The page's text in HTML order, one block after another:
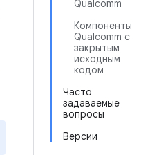
Qualcomm
Компоненты
Qualcomm с
закрытым
исходным
кодом
Часто
задаваемые
вопросы
Версии